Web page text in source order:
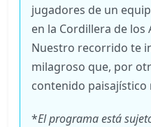
jugadores de un
en la Cordillera de los
Nuestro recorrido te
milagroso que, por
contenido
*El programa está